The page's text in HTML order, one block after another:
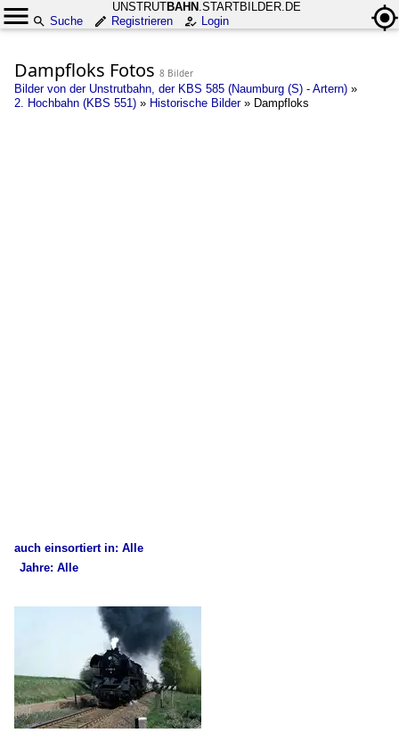
UNSTRUTBAHN .STARTBILDER.DE
Suche
Registrieren Login
Dampfloks Fotos 8 Bilder
Bilder von der Unstrutbahn, der KBS 585 (Naumburg (S) - Artern) »
2. Hochbahn (KBS 551) » Historische Bilder» Dampfloks
auch einsortiert in: Alle
2. Hochbahn (KBS 551)
Dampfloks
BR 41
Jahre: Alle
1984
2000